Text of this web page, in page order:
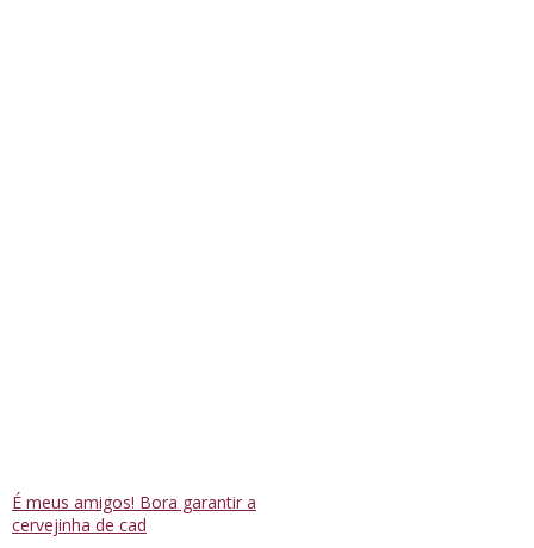
É meus amigos! Bora garantir a
cervejinha de cad